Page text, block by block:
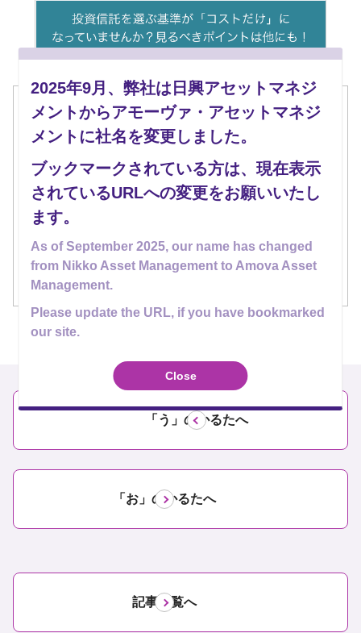
低コストの投信がメディアでよく取り上げられてい
ることもあり、「コストが低い」ことを基準に投信
でも、投資対象や運用手法などパフォーマンスに大
きく影響するものもきちんと確認することが大切で
今回の資産運用川柳かるたは、「マネタンは裏面読
み込むタイプ」な一句でした。
「う」のかるたへ
「お」のかるたへ
記事一覧へ
2025年9月、弊社は日興アセットマネジ
メントからアモーヴァ・アセットマネジ
メントに社名を変更しました。
ブックマークされている方は、現在表示
されているURLへの変更をお願いいたし
ます。
As of September 2025, our name has changed
from Nikko Asset Management to Amova Asset
Management.
Please update the URL, if you have bookmarked
our site.
Close